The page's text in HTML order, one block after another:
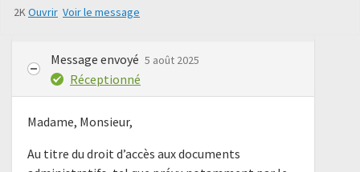
2KOuvrir Voir le message
Message envoyé 5 août 2025
Réceptionné
Madame, Monsieur,
Au titre du droit d’accès aux documents